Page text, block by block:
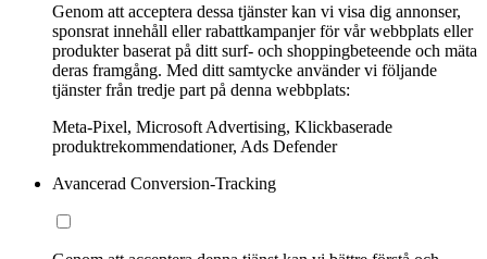
Genom att acceptera dessa tjänster kan vi visa dig annonser,
sponsrat innehåll eller rabattkampanjer för vår webbplats eller
produkter baserat på ditt surf- och shoppingbeteende och mäta
deras framgång. Med ditt samtycke använder vi följande
tjänster från tredje part på denna webbplats:
Meta-Pixel, Microsoft Advertising, Klickbaserade
produktrekommendationer, Ads Defender
Avancerad Conversion-Tracking